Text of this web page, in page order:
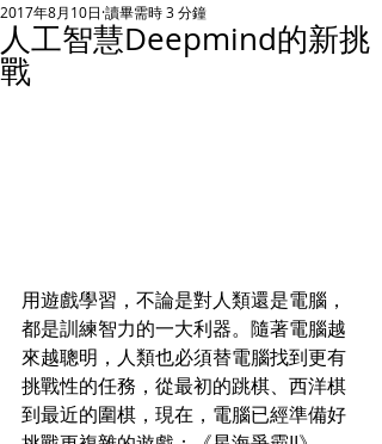
人工智慧Deepmind的新挑
戰
2017年8月10日 讀畢需時 3 分鐘
用遊戲學習，不論是對人類還是電腦，
都是訓練智力的一大利器。隨著電腦越
來越聰明，人類也必須替電腦找到更有
挑戰性的任務，從最初的跳棋、西洋棋
到最近的圍棋，現在，電腦已經準備好